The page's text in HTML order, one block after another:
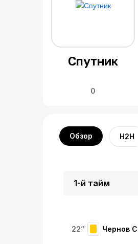
Спутник
0
Обзор H2H
22” Чернов
1-й тайм